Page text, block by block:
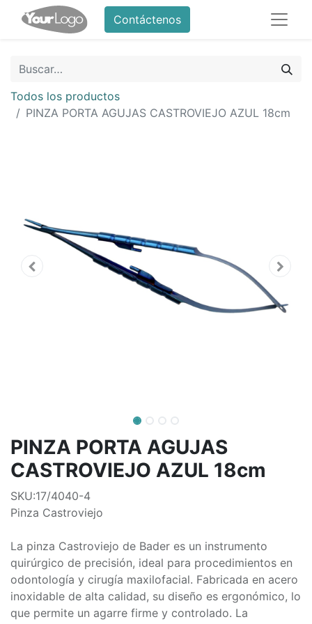
Contáctenos
Todos los productos
PINZA PORTA AGUJAS CASTROVIEJO AZUL 18cm
PINZA PORTA AGUJAS
CASTROVIEJO AZUL 18cm
SKU:17/4040-4
Pinza Castroviejo
La pinza Castroviejo de Bader es un instrumento
quirúrgico de precisión, ideal para procedimientos en
odontología y cirugía maxilofacial. Fabricada en acero
inoxidable de alta calidad, su diseño es ergonómico, lo
que permite un agarre firme y controlado. La